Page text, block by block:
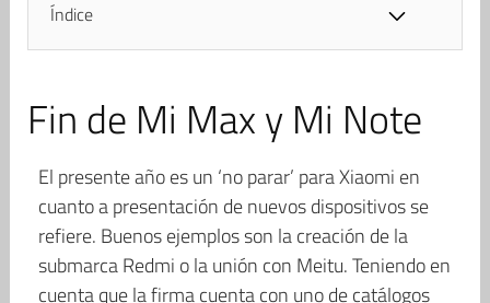
Índice
Fin de Mi Max y Mi Note
El presente año es un ‘no parar’ para Xiaomi en
cuanto a presentación de nuevos dispositivos se
refiere. Buenos ejemplos son la creación de la
submarca Redmi o la unión con Meitu. Teniendo en
cuenta que la firma cuenta con uno de catálogos